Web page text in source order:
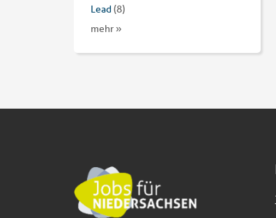
Lead(8)
mehr »